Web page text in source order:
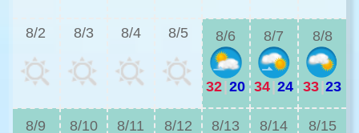
8/2 8/3 8/4 8/5 8/6
32|20
8/7
34|24
8/8
33|23
8/9 8/10 8/11 8/12 8/13 8/14 8/15